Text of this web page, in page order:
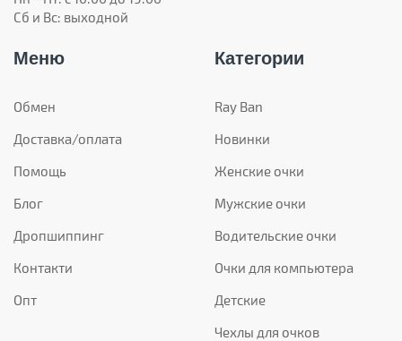
Сб и Вс: выходной
Меню
Обмен
Доставка/оплата
Помощь
Блог
Дропшиппинг
Контакти
Опт
Категории
Ray Ban
Новинки
Женские очки
Мужские очки
Водительские очки
Очки для компьютера
Детские
Чехлы для очков